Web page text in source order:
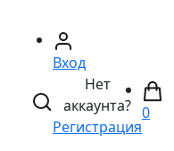
Вход
Нет
аккаунта?
Регистрация
0